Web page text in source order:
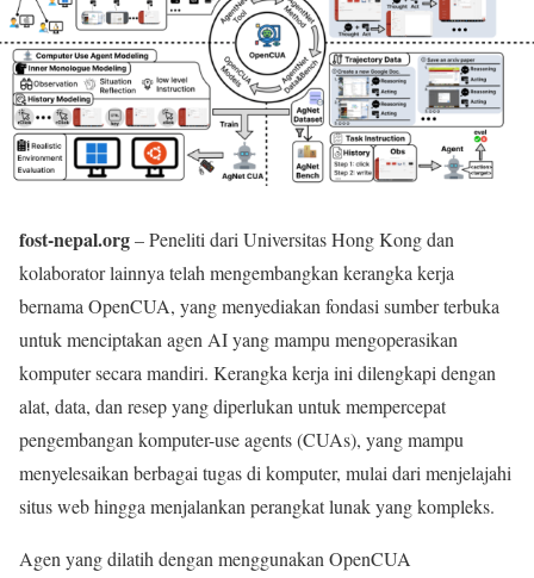
fost-nepal.org– Peneliti dari Universitas Hong Kong dan
kolaborator lainnya telah mengembangkan kerangka kerja
bernama OpenCUA, yang menyediakan fondasi sumber terbuka
untuk menciptakan agen AI yang mampu mengoperasikan
komputer secara mandiri. Kerangka kerja ini dilengkapi dengan
alat, data, dan resep yang diperlukan untuk mempercepat
pengembangan komputer-use agents (CUAs), yang mampu
menyelesaikan berbagai tugas di komputer, mulai dari menjelajahi
situs web hingga menjalankan perangkat lunak yang kompleks.
Agen yang dilatih dengan menggunakan OpenCUA